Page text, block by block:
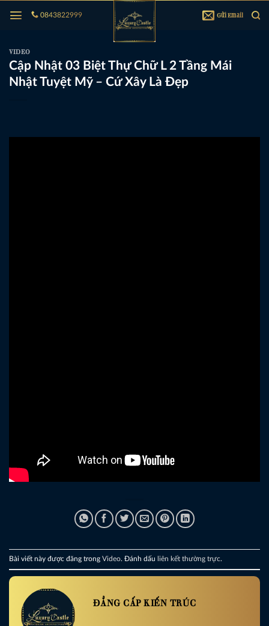
qua
dung
0843822999 Gửi Email
VIDEO
Cập Nhật 03 Biệt Thự Chữ L 2 Tầng Mái
Nhật Tuyệt Mỹ – Cứ Xây Là Đẹp
Bài viết này được đăng trong Video. Đánh dấu liên kết thường trực.
ĐẲNG CẤP KIẾN TRÚC